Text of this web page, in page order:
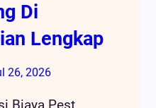
Di
Lengkap
26, 2026